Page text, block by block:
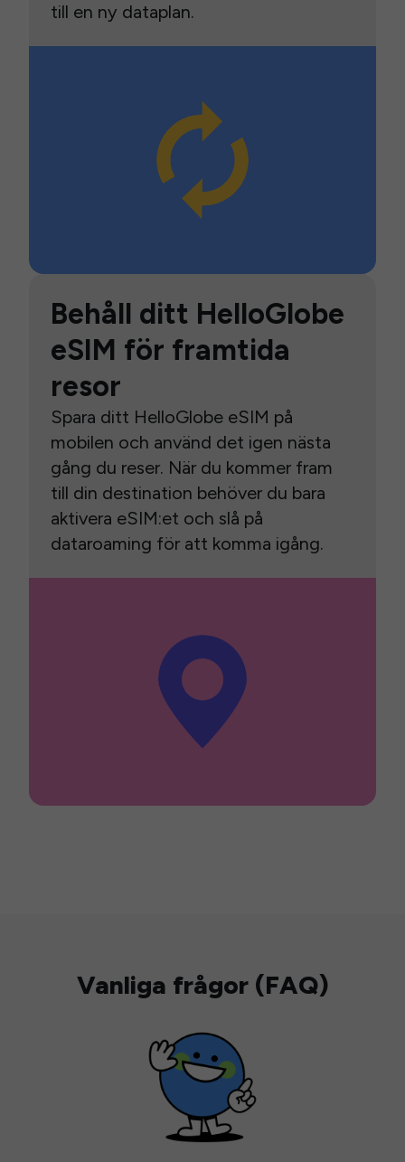
till en ny dataplan.
Behåll ditt HelloGlobe
eSIM för framtida
resor
Spara ditt HelloGlobe eSIM på
mobilen och använd det igen nästa
gång du reser. När du kommer fram
till din destination behöver du bara
aktivera eSIM:et och slå på
dataroaming för att komma igång.
Vanliga frågor (FAQ)